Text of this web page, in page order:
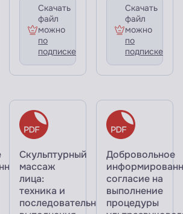
Скачать
файл
можно
по
подписке
Скачать
файл
можно
по
подписке
Скульптурный
массаж
лица:
техника и
последовательность
Добровольное
согласие на
выполнение
процедуры